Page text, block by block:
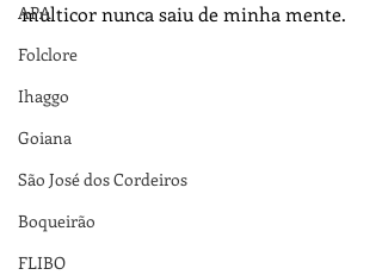
APA
Folclore
Ihaggo
Goiana
São José dos Cordeiros
Boqueirão
FLIBO
multicor nunca saiu de minha mente.